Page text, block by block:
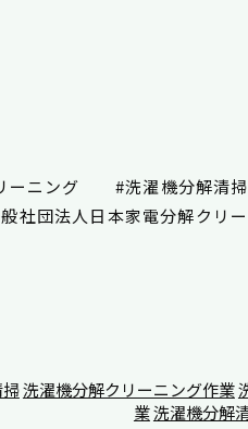
ーニング #洗濯機分解清
法人日本家電分解クリ
洗濯機分解クリーニング作業
業洗濯機分解